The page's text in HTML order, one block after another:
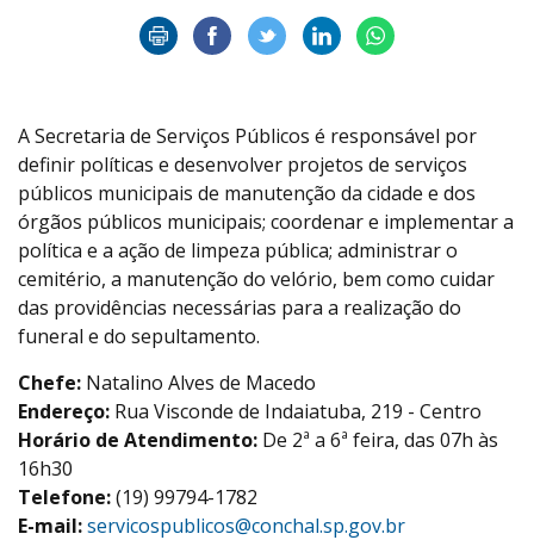
A Secretaria de Serviços Públicos é responsável por
definir políticas e desenvolver projetos de serviços
públicos municipais de manutenção da cidade e dos
órgãos públicos municipais; coordenar e implementar a
política e a ação de limpeza pública; administrar o
cemitério, a manutenção do velório, bem como cuidar
das providências necessárias para a realização do
funeral e do sepultamento.
Chefe: Natalino Alves de Macedo
Endereço: Rua Visconde de Indaiatuba, 219 - Centro
Horário de Atendimento: De 2ª a 6ª feira, das 07h às
16h30
Telefone:(19) 99794-1782
E-mail:servicospublicos@conchal.sp.gov.br